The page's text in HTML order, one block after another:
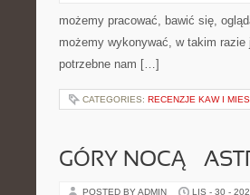
możemy pracować, bawić się,
możemy wykonywać, w takim razie
potrzebne nam […]
CATEGORIES: RECENZJE KAW I
GÓRY NOCĄ –
POSTED BY ADMIN LIS - 30 -